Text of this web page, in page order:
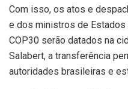
Com isso, os atos e
e dos ministros de
COP30 serão datados na
Salabert, a transferência
autoridades brasileiras e